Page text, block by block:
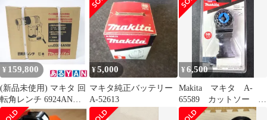
¥ 159,800
(新品未使用) マキタ 回
転角レンチ 6924ANW
0088381607216
¥5,000
マキタ純正バッテリー
A-52613
¥6,500
Makita マキタ A-
65589 カットソー
TMA061HM